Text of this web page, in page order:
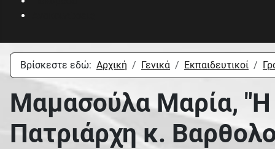
Βρίσκεστε εδώ: Αρχική Γενικά Εκπαιδευτικοί
Μαμασούλα Μαρία, "Η
Πατριάρχη κ.